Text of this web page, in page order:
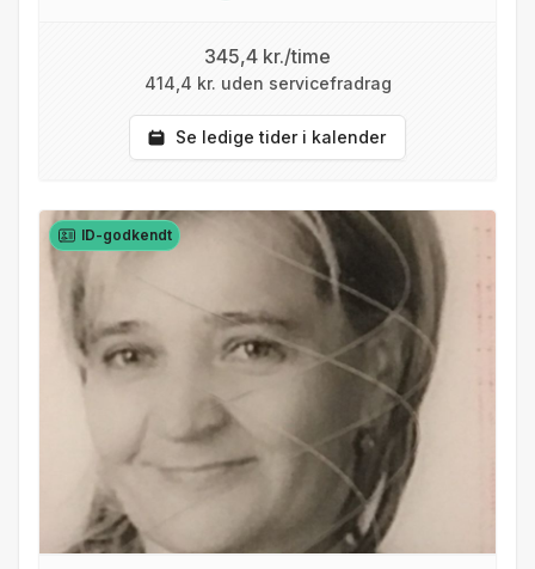
345,4 kr./time
414,4 kr. uden servicefradrag
Se ledige tider i kalender
ID-godkendt